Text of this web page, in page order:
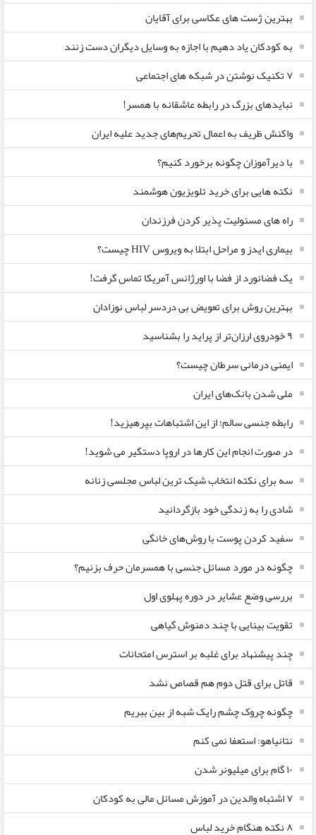
بهترین ژست های عکاسی برای آقایان
به کودکان یاد دهیم با اجازه به وسایل دیگران دست زنند
۷ تکنیک نوشتن در شبکه های اجتماعی
نبایدهای بزرگ در رابطه عاشقانه با همسر!
واکنش ظریف به اعمال تحریم‌های جدید علیه ایران
با دیرآموزان چگونه برخورد کنیم؟
نکته هایی برای خرید تلویزیون هوشمند
راه های مسئولیت پذیر کردن فرزندان
بیماری ایدز و مراحل ابتلا به ویروس HIV چیست؟
یک فضانورد از فضا با اورژانس آمریکا تماس گرفت!
بهترین روش برای تعویض بی دردسر لباس نوزادان
٩ خودروی ارزان‌تر از پراید را بشناسید
ایمنی درمانی سرطان چیست؟
ملی شدن بانک‌های ایران
رابطه جنسی سالم؛ از این اشتباهات بپرهیزید!
در صورت انجام این کارها در اروپا دستگیر می شوید!
سه برای نکته انتخاب شیک ترین لباس مجلسی زنانه
شادی را به زندگی خود بازگردانید
سفید کردن پوست با روش‌های خانگی
چگونه در مورد مسائل جنسی با همسرمان حرف بزنیم؟
بررسی وضع عشایر در دوره پهلوی اول
تقویت بینایی با چند دمنوش گیاهی
چند پیشنهاد برای غلبه بر استرس امتحانات
قاتل برای قتل دوم هم قصاص نشد
چگونه چروک چشم رایک شبه از بین ببریم
نتانیاهو: استعفا نمی کنم
۱۰ گام برای میلیونر شدن
۷ اشتباه والدین در آموزش مسائل مالی به کودکان
۸ نکته هنگام خرید لباس